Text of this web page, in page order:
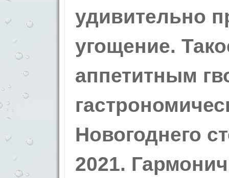
удивительно
угощение.
аппетитным
Новогоднего
2021.